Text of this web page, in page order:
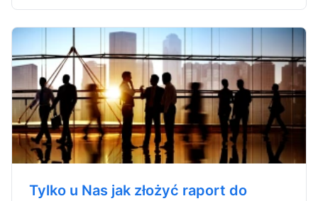
Tylko u Nas jak złożyć raport do